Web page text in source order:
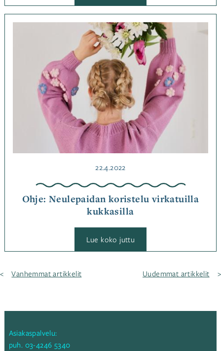
Neuleen
kärkialoitus,
3
tapaa
Ohje: Neulepaidan koristelu virkatuilla
kukkasilla
Julkaistu
22.4.2022
Lue koko juttu
Neulepaidan
virkatuilla
kukkasilla
Kategoriassa
Neulominen,
Ohjeet,
VirkkausAvainsanat
kukkienkevät,
virkkaus
virkkausohje
Artikkelien
Vanhemmat artikkelit Uudemmat artikkelit
Asiakaspalvelu:
puh. 03-4246 5340